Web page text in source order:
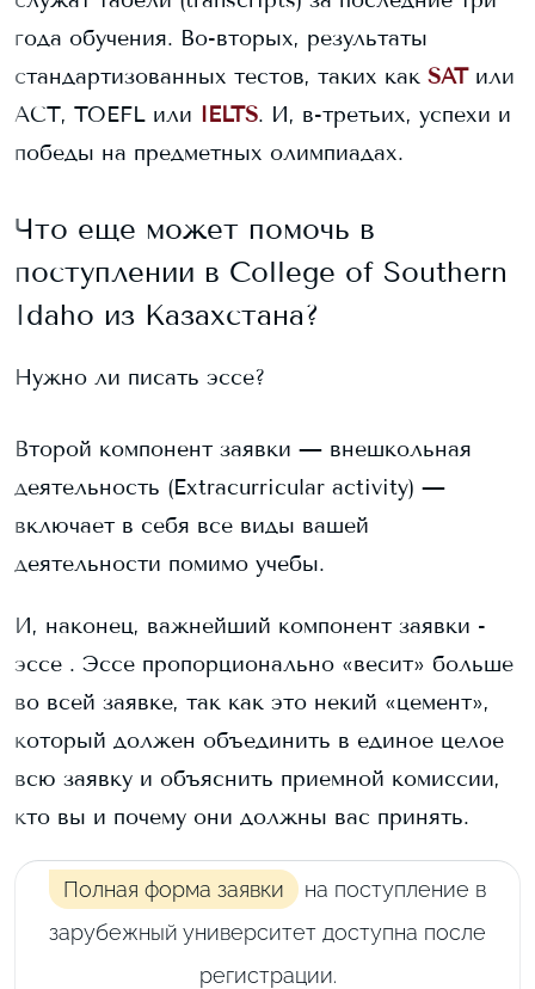
года обучения. Во-вторых, результаты
стандартизованных тестов, таких как SAT или
ACT, TOEFL или IELTS. И, в-третьих, успехи и
победы на предметных олимпиадах.
Что еще может помочь в
поступлении в College of Southern
Idaho из Казахстана?
Нужно ли писать эссе?
Второй компонент заявки — внешкольная
деятельность (Extracurricular activity) —
включает в себя все виды вашей
деятельности помимо учебы.
И, наконец, важнейший компонент заявки -
эссе . Эссе пропорционально «весит» больше
во всей заявке, так как это некий «цемент»,
который должен объединить в единое целое
всю заявку и объяснить приемной комиссии,
кто вы и почему они должны вас принять.
Полная форма заявки
на поступление в
зарубежный университет доступна после
регистрации.